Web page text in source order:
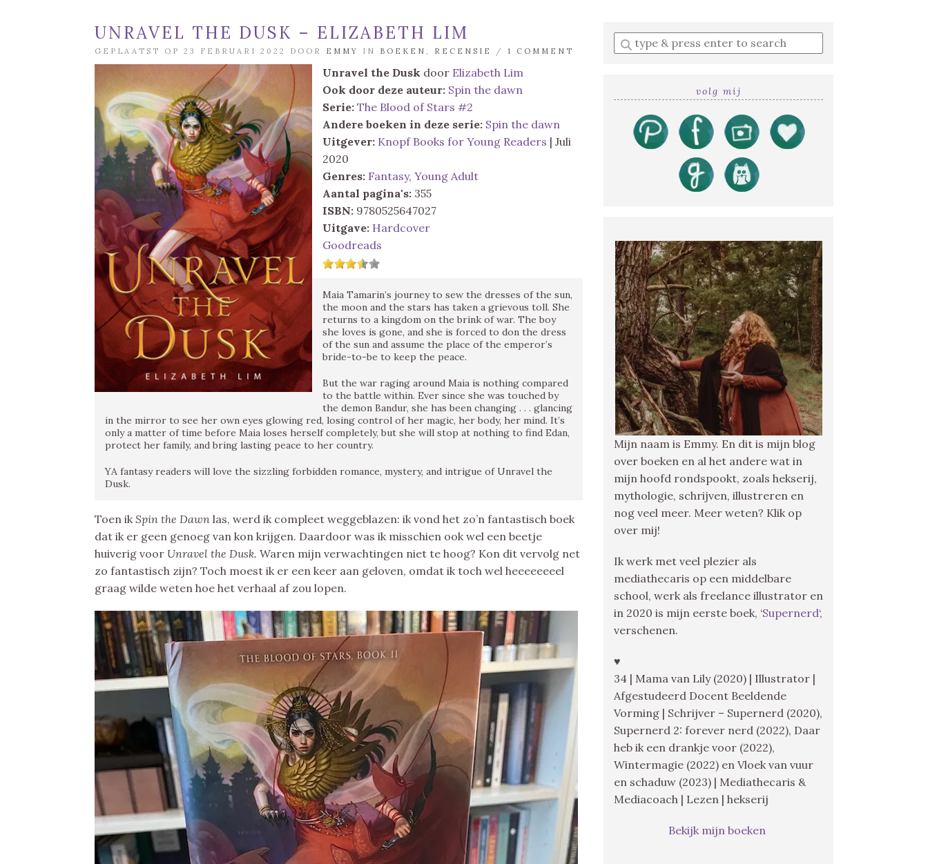
UNRAVEL THE DUSK – ELIZABETH LIM
GEPLAATST OP 23 FEBRUARI 2022 DOOR EMMY IN BOEKEN , RECENSIE / 1 COMMENT
Unravel the Dusk door Elizabeth Lim
Ook door deze auteur: Spin the dawn
Serie: The Blood of Stars #2
Andere boeken in deze serie: Spin the dawn
Uitgever: Knopf Books for Young Readers | Juli
2020
Genres: Fantasy, Young Adult
Aantal pagina's: 355
ISBN: 9780525647027
Uitgave: Hardcover
Goodreads
Maia Tamarin’s journey to sew the dresses of the sun,
the moon and the stars has taken a grievous toll. She
returns to a kingdom on the brink of war. The boy
she loves is gone, and she is forced to don the dress
of the sun and assume the place of the emperor’s
bride-to-be to keep the peace.
But the war raging around Maia is nothing compared
to the battle within. Ever since she was touched by
the demon Bandur, she has been changing . . . glancing
in the mirror to see her own eyes glowing red, losing control of her magic, her body, her mind. It’s
only a matter of time before Maia loses herself completely, but she will stop at nothing to find Edan,
protect her family, and bring lasting peace to her country.
YA fantasy readers will love the sizzling forbidden romance, mystery, and intrigue of Unravel the
Dusk.
Toen ikSpin the Dawn las, werd ik compleet weggeblazen: ik vond het zo’n fantastisch boek
dat ik er geen genoeg van kon krijgen. Daardoor was ik misschien ook wel een beetje
huiverig voor Unravel the Dusk. Waren mijn verwachtingen niet te hoog? Kon dit vervolg net
zo fantastisch zijn? Toch moest ik er een keer aan geloven, omdat ik toch wel heeeeeeeel
graag wilde weten hoe het verhaal af zou lopen.
Enter
a
volg mij
Mijn naam is Emmy. En dit is mijn blog
over boeken en al het andere wat in
mijn hoofd rondspookt, zoals hekserij,
mythologie, schrijven, illustreren en
nog veel meer. Meer weten? Klik op
over mij!
Ik werk met veel plezier als
mediathecaris op een middelbare
school, werk als freelance illustrator en
in 2020 is mijn eerste boek, ‘Supernerd‘,
verschenen.
♥
34 | Mama van Lily (2020) | Illustrator |
Afgestudeerd Docent Beeldende
Vorming | Schrijver – Supernerd (2020),
Supernerd 2: forever nerd (2022), Daar
heb ik een drankje voor (2022),
Wintermagie (2022) en Vloek van vuur
en schaduw (2023) | Mediathecaris &
Mediacoach | Lezen | hekserij
Bekijk mijn boeken